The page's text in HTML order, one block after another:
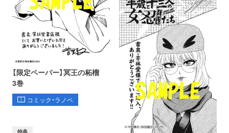
【限定ペーパー】冥王の柘榴
3巻
コミック・ラノベ
特典